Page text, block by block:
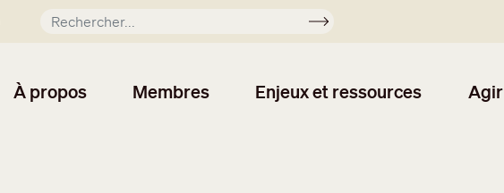
Soumettre
À propos Membres Enjeux et ressources Agir